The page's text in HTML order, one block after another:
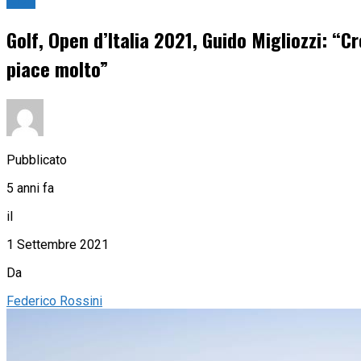
Golf, Open d’Italia 2021, Guido Migliozzi:
piace molto”
Pubblicato
5 anni fa
il
1 Settembre 2021
Da
Federico Rossini